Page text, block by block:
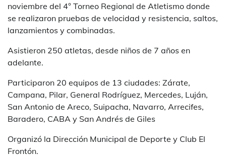
noviembre del 4° Torneo Regional de Atletismo donde
se realizaron pruebas de velocidad y resistencia, saltos,
lanzamientos y combinadas.
Asistieron 250 atletas, desde niños de 7 años en
adelante.
Participaron 20 equipos de 13 ciudades: Zárate,
Campana, Pilar, General Rodríguez, Mercedes, Luján,
San Antonio de Areco, Suipacha, Navarro, Arrecifes,
Baradero, CABA y San Andrés de Giles
Organizó la Dirección Municipal de Deporte y Club El
Frontón.